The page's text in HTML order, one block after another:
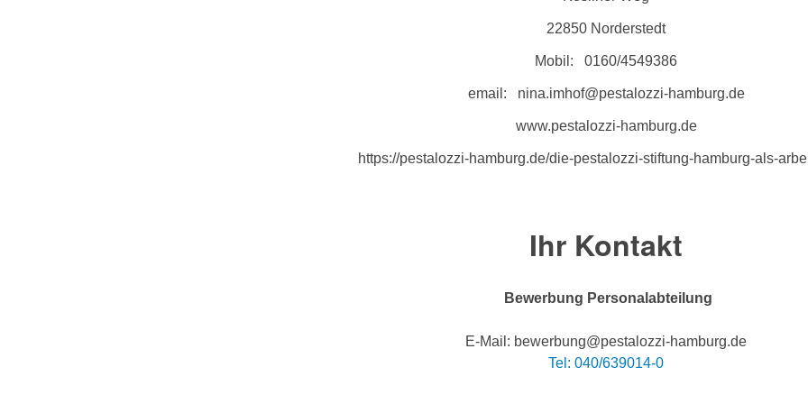
22850 Norderstedt
Mobil: 0160/4549386
email: nina.imhof@pestalozzi-hamburg.de
www.pestalozzi-hamburg.de
https://pestalozzi-hamburg.de/die-pestalozzi-stiftung-hamburg-als-
Ihr Kontakt
Bewerbung Personalabteilung
E-Mail: bewerbung@pestalozzi-hamburg.de
Tel: 040/639014-0